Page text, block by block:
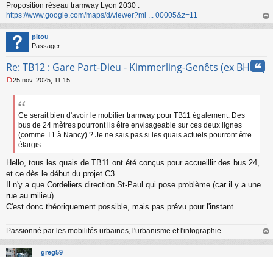
g
e
n
o
n
l
Proposition réseau tramway Lyon 2030 :
https://www.google.com/maps/d/viewer?mi ... 00005&z=11
au
pitou
Passager
Re: TB12 : Gare Part-Dieu - Kimmerling-Genêts (ex BHNS)
e
o
u
25 nov. 2025, 11:15
Ce serait bien d'avoir le mobilier tramway pour TB11 également. Des
bus de 24 mètres pourront ils être envisageable sur ces deux lignes
(comme T1 à Nancy) ? Je ne sais pas si les quais actuels pourront être
élargis.
Hello, tous les quais de TB11 ont été conçus pour accueillir des bus 24,
et ce dès le début du projet C3.
Il n'y a que Cordeliers direction St-Paul qui pose problème (car il y a une
rue au milieu).
C'est donc théoriquement possible, mais pas prévu pour l'instant.
Passionné par les mobilités urbaines, l'urbanisme et l'infographie.
au
greg59